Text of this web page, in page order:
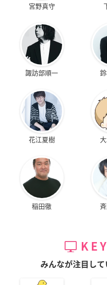
宮野真守
諏訪部順一
花江夏樹
稲田徹
みんなが注目し